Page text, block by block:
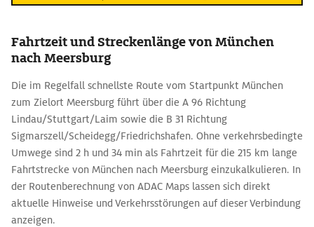
Fahrtzeit und Streckenlänge von München
nach Meersburg
Die im Regelfall schnellste Route vom Startpunkt München
zum Zielort Meersburg führt über die A 96 Richtung
Lindau/Stuttgart/Laim sowie die B 31 Richtung
Sigmarszell/Scheidegg/Friedrichshafen. Ohne verkehrsbedingte
Umwege sind 2 h und 34 min als Fahrtzeit für die 215 km lange
Fahrtstrecke von München nach Meersburg einzukalkulieren. In
der Routenberechnung von ADAC Maps lassen sich direkt
aktuelle Hinweise und Verkehrsstörungen auf dieser Verbindung
anzeigen.